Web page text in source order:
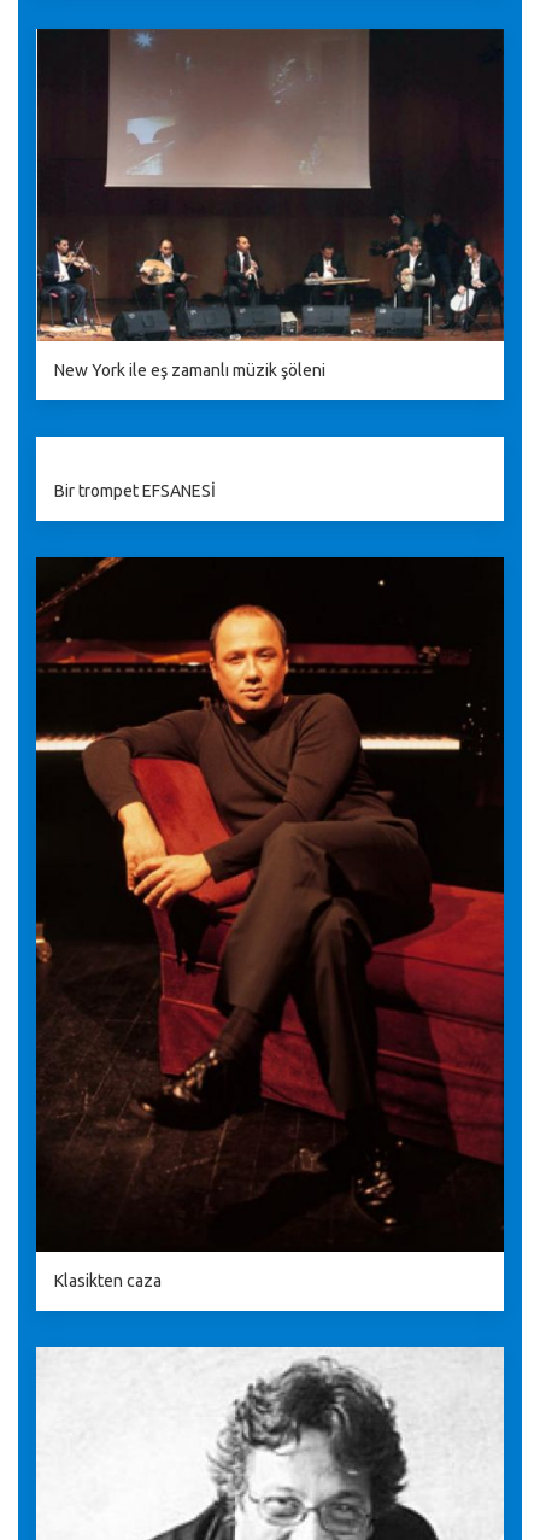
New York ile eş zamanlı müzik şöleni
Bir trompet EFSANESİ
Klasikten caza